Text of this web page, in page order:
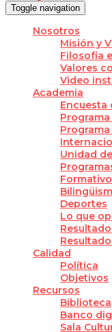
Toggle navigation
Nosotros
Misión y
Filosofía
Valores
Video
Academia
Encuesta
Programa
Unidad
Formativo
Deportes
Lo que
Calidad
Política
Objetivos
Recursos
Biblioteca
Banco
Sala